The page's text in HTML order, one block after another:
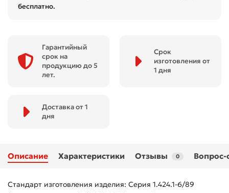
бесплатно.
Гарантийный
срок на
продукцию до 5
лет.
Срок
изготовления от
1 дня
Доставка от 1
дня
Описание Характеристики Отзывы 0 Вопрос-
Стандарт изготовления изделия: Серия 1.424.1-6/89